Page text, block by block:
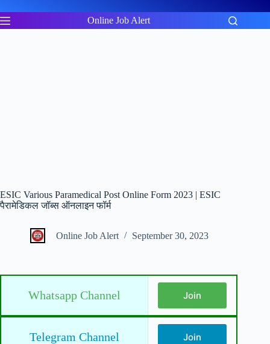
to
content
Online Job Alert
ESIC Various Paramedical Post Online Form 2023 | ESIC
पैरामेडिकल जॉब्स ऑनलाइन फॉर्म
Online Job Alert September 30, 2023
Whatsapp Channel Join
Telegram Channel Join